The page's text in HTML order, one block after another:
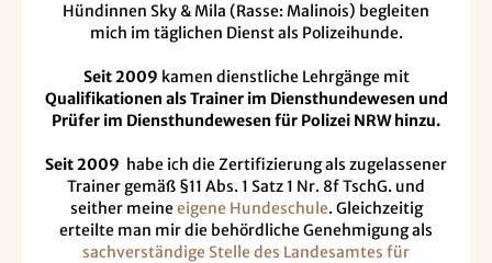
Hündinnen Sky & Mila (Rasse: Malinois) begleiten
mich im täglichen Dienst als Polizeihunde.
Seit 2009 kamen dienstliche Lehrgänge mit
Qualifikationen als Trainer im Diensthundewesen und
Prüfer im Diensthundewesen für Polizei NRW hinzu.
Seit 2009 habe ich die Zertifizierung als zugelassener
Trainer gemäß §11 Abs. 1 Satz 1 Nr. 8f TschG. und
seither meineeigene Hundeschule. Gleichzeitig
erteilte man mir die behördliche Genehmigung als
sachverständige Stelle des Landesamtes für